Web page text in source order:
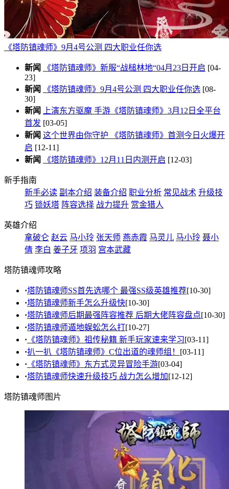
《塔防镇魂师》9月4号公测 四大职业任你选
新闻 《塔防镇魂师》新服“战槌林地“04月23日开启 [04-
23]
新闻
《塔防镇魂师》9月4号公测 四大职业任你选 [08-
30]
新闻
上演东方驱魔 手游《塔防镇魂师》3月12日全平台
首发 [03-05]
新闻 这个世界由你守护 《塔防镇魂师》首测今日火爆开
启 [12-11]
新闻
《塔防镇魂师》12月11日内测开启 [12-03]
新手指南
新手必读 副本介绍 装备介绍 职业分析 常见战术 升级技
巧 锁妖塔 阵容选择 战力提升 赏金猎人
英雄介绍
拿破仑 赵云 马小玲 张天师 燕赤霞 马灵儿 马小玲 聂小
倩 李白 姜子牙 项羽 宫本武藏
塔防镇魂师攻略
·塔防镇魂师SS首先选哪个 最强SS级英雄推荐[10-30]
·塔防镇魂师新手怎么升级快[10-30]
·塔防镇魂师后期最强阵容推荐 后期大佬阵容盘点[10-30]
·塔防镇魂师遁地蜈蚣怎么打[10-27]
· 《塔防镇魂师》祖传秘籍 新手玩家速来学习[03-11]
·扒一扒《塔防镇魂师》C位出道的魂师组！ [03-11]
· 《塔防镇魂师》东方式灵异冒险手游[03-04]
·塔防镇魂师快速升级技巧 战力怎么增加[12-12]
塔防镇魂师图片